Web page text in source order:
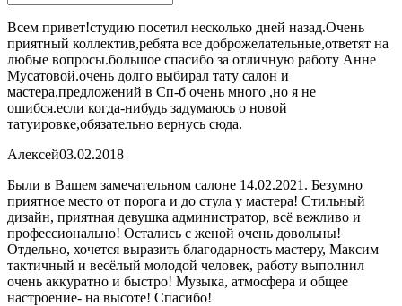
Всем привет!студию посетил несколько дней назад.Очень
приятный коллектив,ребята все доброжелательные,ответят на
любые вопросы.большое спасибо за отличную работу Анне
Мусатовой.очень долго выбирал тату салон и
мастера,предложений в Сп-б очень много ,но я не
ошибся.если когда-нибудь задумаюсь о новой
татуировке,обязательно вернусь сюда.
Алексей03.02.2018
Были в Вашем замечательном салоне 14.02.2021. Безумно
приятное место от порога и до стула у мастера! Стильный
дизайн, приятная девушка администратор, всё вежливо и
профессионально! Остались с женой очень довольны!
Отдельно, хочется выразить благодарность мастеру, Максим
тактичный и весёлый молодой человек, работу выполнил
очень аккуратно и быстро! Музыка, атмосфера и общее
настроение- на высоте! Спасибо!